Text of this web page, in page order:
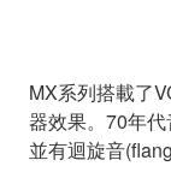
MX系列搭載了
器效果。70年
並有迴旋音